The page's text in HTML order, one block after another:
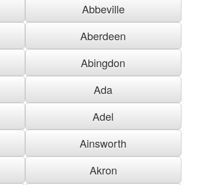
Abbeville
Aberdeen
Abingdon
Ada
Adel
Ainsworth
Akron